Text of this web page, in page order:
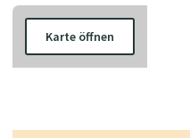
Karte öffnen